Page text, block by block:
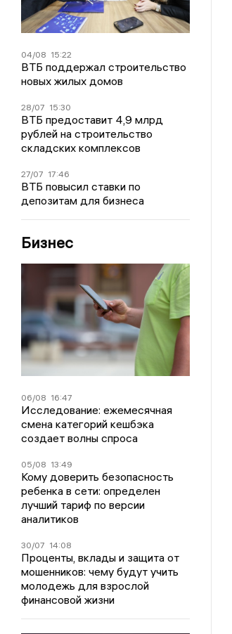
04/08 15:22
ВТБ поддержал строительство
новых жилых домов
28/07 15:30
ВТБ предоставит 4,9 млрд
рублей на строительство
складских комплексов
27/07 17:46
ВТБ повысил ставки по
депозитам для бизнеса
Бизнес
06/08 16:47
Исследование: ежемесячная
смена категорий кешбэка
создает волны спроса
05/08 13:49
Кому доверить безопасность
ребенка в сети: определен
лучший тариф по версии
аналитиков
30/07 14:08
Проценты, вклады и защита от
мошенников: чему будут учить
молодежь для взрослой
финансовой жизни